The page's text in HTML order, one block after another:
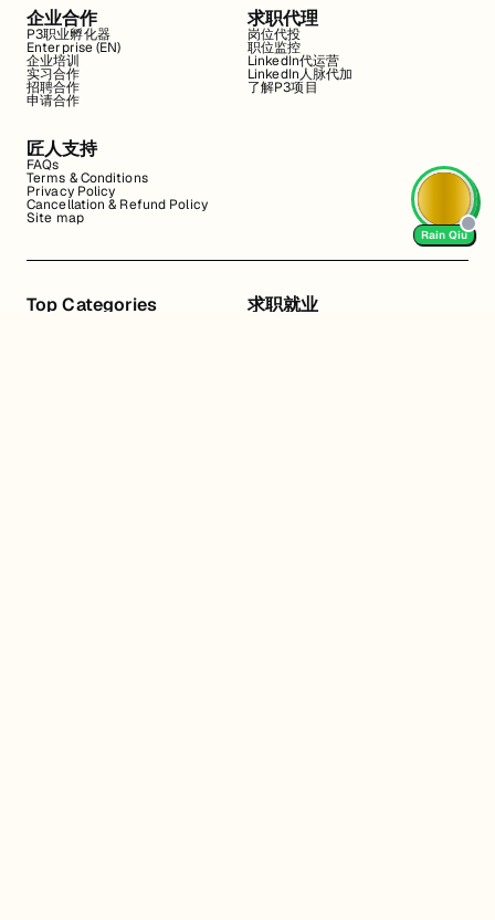
企业合作
P3职业孵化器
Enterprise (EN)
企业培训
实习合作
招聘合作
申请合作
求职代理
岗位代投
职位监控
LinkedIn代运营
LinkedIn人脉代加
了解P3项目
匠人支持
FAQs
Terms & Conditions
Privacy Policy
Cancellation & Refund Policy
Site map
Top Categories 求职就业
Rain Qiu